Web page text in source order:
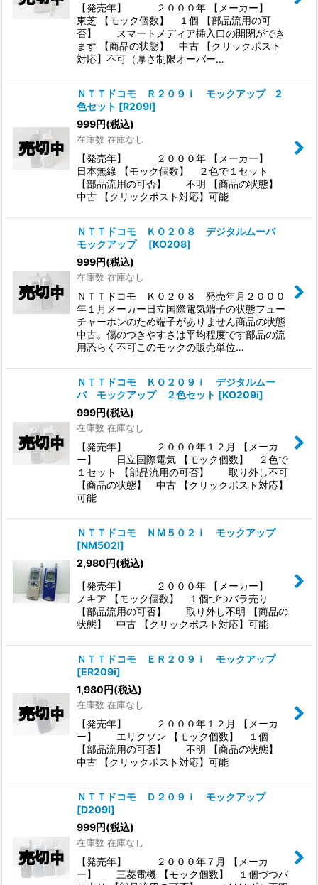
【発売年】 ２０００年 【メーカー】
東芝 【モック個数】 １個 【部品流用の可
否】 スマートメディア挿入口の開閉ができ
ます 【商品の状態】 中古 【クリックポスト
対応】不可（厚さ制限オーバー…
ＮＴＴドコモ Ｒ２０９ｉ モックアップ 2
色セット [R209I]
999円(税込)
在庫数 在庫なし
【発売年】 ２０００年 【メーカー】
日本無線 【モック個数】 ２色で１セット
【部品流用の可否】 不明 【商品の状態】
中古 【クリックポスト対応】可能
ＮＴＴドコモ ＫＯ２０８ デジタルムーバ
モックアップ
[KO208]
999円(税込)
在庫数 在庫なし
ＮＴＴドコモ Ｋ０２０８ 発売年月２０００
年１月メーカー日立国際電気端子の状態フュー
チャーホンのため端子がありません商品の状態
中古。傷のつきやすさは平均程度です部品の流
用恐らく不可このモックの販売単位…
ＮＴＴドコモ ＫＯ２０９ｉ デジタルムー
バ モックアップ ２色セット [KO209i]
999円(税込)
在庫数 在庫なし
【発売年】 ２０００年１２月 【メーカ
ー】 日立国際電気 【モック個数】 ２色で
１セット 【部品流用の可否】 取り外し不可
【商品の状態】 中古 【クリックポスト対応】
可能
ＮＴＴドコモ ＮＭ５０２ｉ モックアップ
[NM502I]
2,980円(税込)
【発売年】 ２０００年 【メーカー】
ノキア 【モック個数】 １個づつバラ売り
【部品流用の可否】 取り外し不明 【商品の
状態】 中古 【クリックポスト対応】可能
ＮＴＴドコモ ＥＲ２０９ｉ モックアップ
[ER209i]
1,980円(税込)
在庫数 在庫なし
【発売年】 ２０００年１２月 【メーカ
ー】 エリクソン 【モック個数】 １個
【部品流用の可否】 不明 【商品の状態】
中古 【クリックポスト対応】可能
ＮＴＴドコモ Ｄ２０９ｉ モックアップ
[D209I]
999円(税込)
在庫数 在庫なし
【発売年】 ２０００年７月 【メーカ
ー】 三菱電機 【モック個数】 １個づつバ